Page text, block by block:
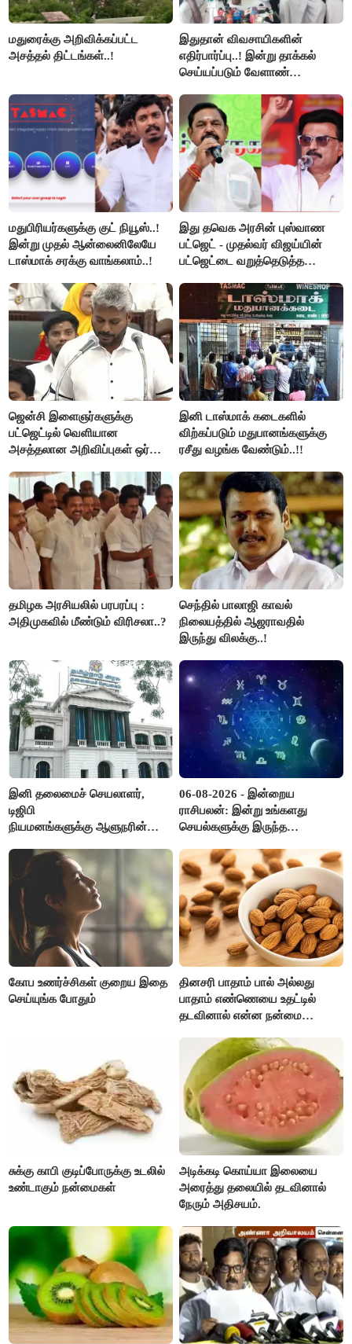
மதுரைக்கு அறிவிக்கப்பட்ட
அசத்தல் திட்டங்கள்..!
இதுதான் விவசாயிகளின்
எதிர்பார்ப்பு..! இன்று தாக்கல்
செய்யப்படும் வேளாண்
கோரிக்கை!
மதுபிரியர்களுக்கு குட் நியூஸ்..!
இன்று முதல் ஆன்லைனிலேயே
டாஸ்மாக் சரக்கு வாங்கலாம்..!
இது தவெக அரசின் புஸ்வாண
பட்ஜெட் - முதல்வர் விஜய்யின்
பட்ஜெட்டை வறுத்தெடுத்த
ஜென்சி இளைஞர்களுக்கு
பட்ஜெட்டில் வெளியான
அசத்தலான அறிவிப்புகள் ஒர்
இனி டாஸ்மாக் கடைகளில்
விற்கப்படும் மதுபானங்களுக்கு
ரசீது வழங்க வேண்டும்..!!
தமிழக அரசியலில் பரபரப்பு :
அதிமுகவில் மீண்டும் விரிசலா..?
செந்தில் பாலாஜி காவல்
நிலையத்தில் ஆஜராவதில்
இருந்து விலக்கு..!
இனி தலைமைச் செயலாளர்,
டிஜிபி
நியமனங்களுக்கு ஆளுநரின்
தமிழ்நாடு அரசு அதிரடி..!
06-08-2026 - இன்றைய
ராசிபலன்: இன்று உங்களது
செயல்களுக்கு இருந்த
எதிர்பார்த்த உதவிகள் கிடைக்கும்.
பணவரத்து கூடும்..!
கோப உணர்ச்சிகள் குறைய இதை
செய்யுங்க போதும்
தினசரி பாதாம் பால் அல்லது
பாதாம் எண்ணெயை உதட்டில்
தடவினால் என்ன நன்மை
சுக்கு காபி குடிப்போருக்கு உடலில்
உண்டாகும் நன்மைகள்
அடிக்கடி கொய்யா இலையை
அரைத்து தலையில் தடவினால்
நேரும் அதிசயம்.